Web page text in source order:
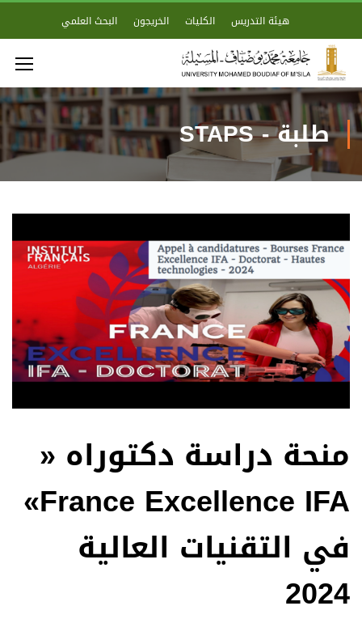
هيئة التدريس الكليات الخريجون البحث العلمي
طلبة - STAPS
منحة دراسة دكتوراه «
France Excellence IFA»
في التقنيات العالية
2024